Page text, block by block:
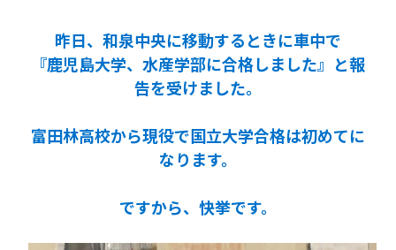
昨日、和泉中央に移動するときに車中で
『鹿児島大学、水産学部に合格しました』と報
告を受けました。
富田林高校から現役で国立大学合格は初めてに
なります。
ですから、快挙です。